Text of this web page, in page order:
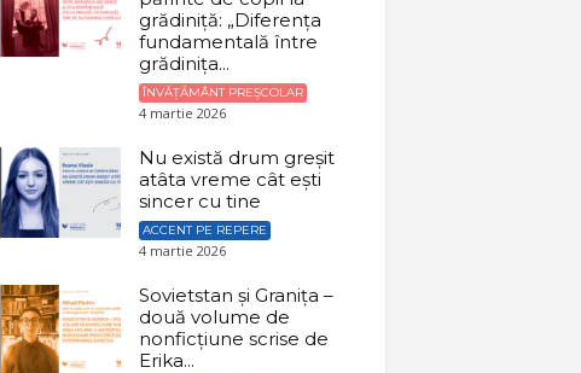
grădiniță: „Diferența
fundamentală între
grădinița...
ÎNVĂȚĂMÂNT PREȘCOLAR
4 martie 2026
Nu există drum greșit
atâta vreme cât ești
sincer cu tine
ACCENT PE REPERE
4 martie 2026
Sovietstan și Granița –
două volume de
nonficțiune scrise de
Erika...